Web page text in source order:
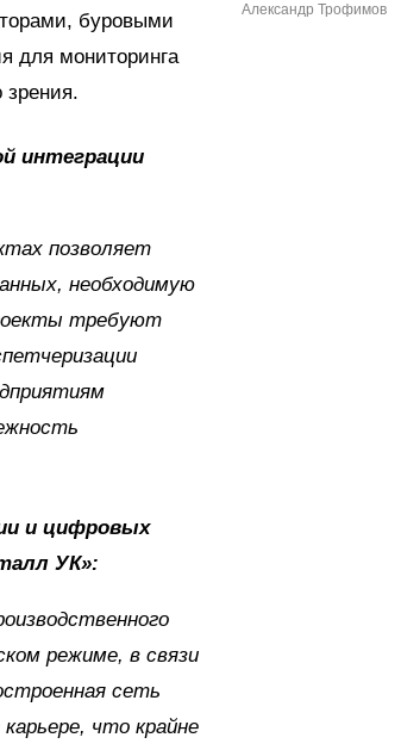
буровыми
для мониторинга
зрения.
интеграции
позволяет
необходимую
требуют
и цифровых
УК»:
режиме, в связи
сеть
что крайне
Александр Трофимов